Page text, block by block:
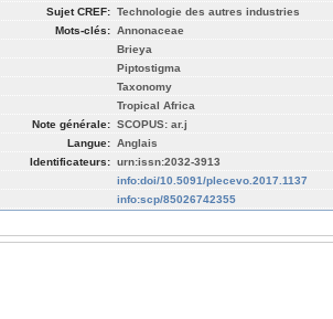
Sujet CREF: Technologie des autres industries
Mots-clés: Annonaceae
Brieya
Piptostigma
Taxonomy
Tropical Africa
Note générale: SCOPUS: ar.j
Langue: Anglais
Identificateurs: urn:issn:2032-3913
info:doi/10.5091/plecevo.2017.1137
info:scp/85026742355